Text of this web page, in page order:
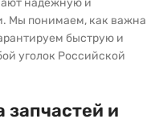
надежную и
Мы понимаем, как важна
быструю и
уголок Российской
запчастей и